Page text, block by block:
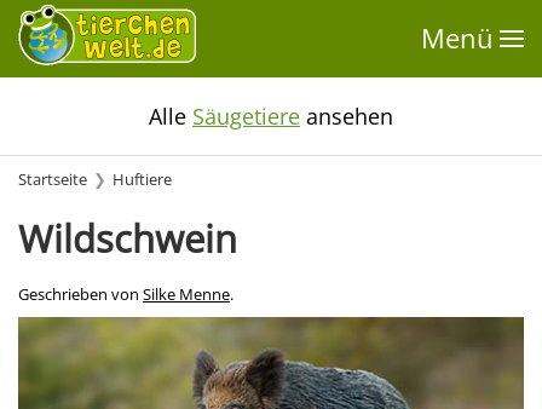
Menü
Alle Säugetiere ansehen
Startseite Huftiere
Wildschwein
Geschrieben von Silke Menne.